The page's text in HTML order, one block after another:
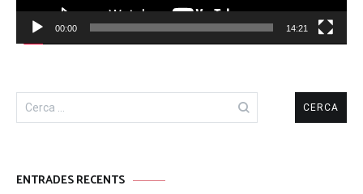
00:00 14:21
Cerca:
ENTRADES RECENTS